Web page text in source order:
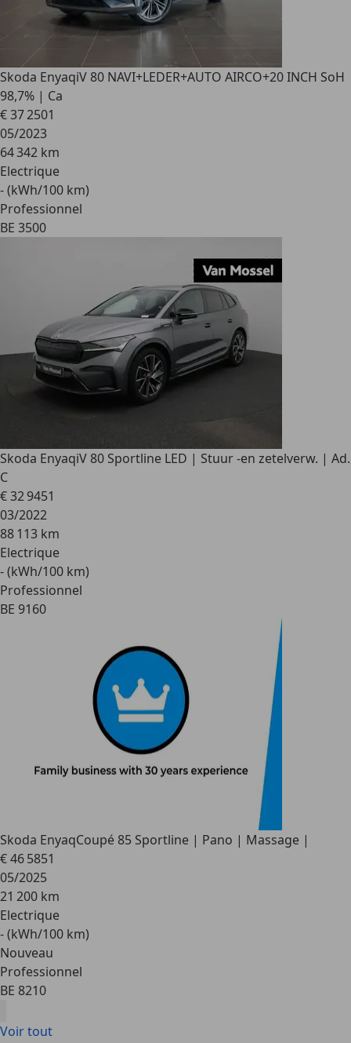
Skoda EnyaqiV 80 NAVI+LEDER+AUTO AIRCO+20 INCH SoH
98,7% | Ca
€ 37 2501
05/2023
64 342 km
Electrique
- (kWh/100 km)
Professionnel
BE 3500
Skoda EnyaqiV 80 Sportline LED | Stuur -en zetelverw. | Ad.
C
€ 32 9451
03/2022
88 113 km
Electrique
- (kWh/100 km)
Professionnel
BE 9160
Skoda EnyaqCoupé 85 Sportline | Pano | Massage |
€ 46 5851
05/2025
21 200 km
Electrique
- (kWh/100 km)
Nouveau
Professionnel
BE 8210
Voir tout